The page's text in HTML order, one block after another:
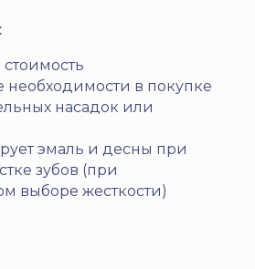
необходимости в покупке
насадок или
эмаль и десны при
зубов (при
выборе жесткости)